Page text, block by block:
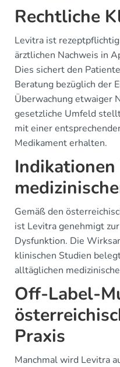
Rechtliche
Levitra ist
ärztlichen Nachweis in
Dies sichert den
Beratung bezüglich der
Überwachung etwaiger
gesetzliche Umfeld
mit einer
Medikament erhalten.
Gemäß den
ist Levitra genehmigt
Dysfunktion. Die
klinischen Studien
alltäglichen
Off-Label-
Praxis
Manchmal wird Levitra